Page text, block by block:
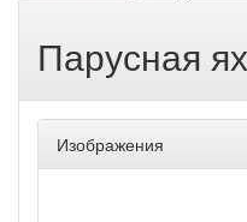
Парусная
Изображения